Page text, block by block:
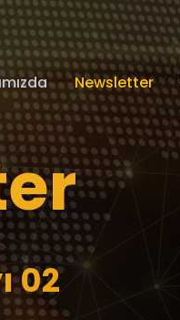
Newsletter
02